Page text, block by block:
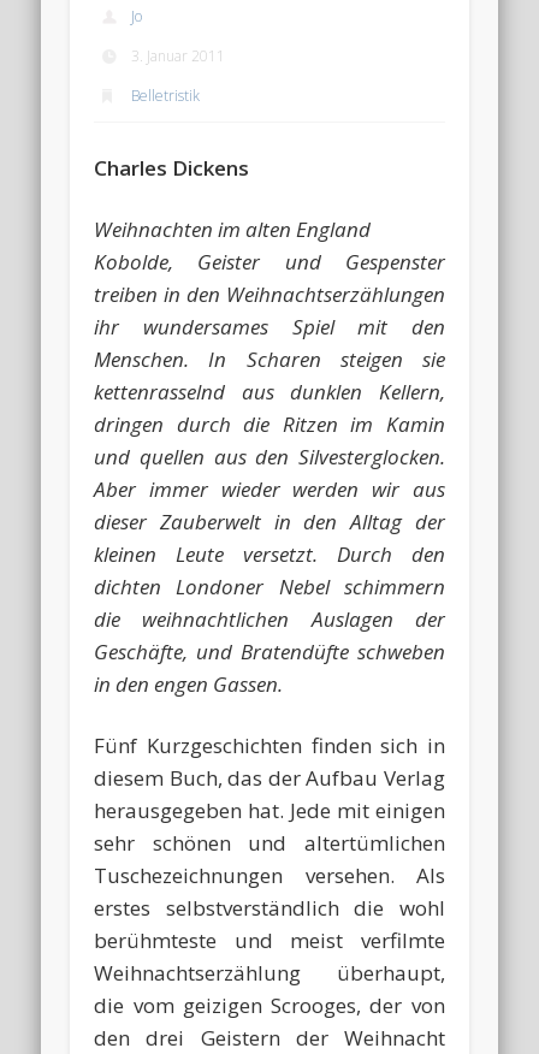
Jo
3. Januar 2011
Belletristik
Charles Dickens
Weihnachten im alten England
Kobolde, Geister und Gespenster
treiben in den Weihnachtserzählungen
ihr wundersames Spiel mit den
Menschen. In Scharen steigen sie
kettenrasselnd aus dunklen Kellern,
dringen durch die Ritzen im Kamin
und quellen aus den Silvesterglocken.
Aber immer wieder werden wir aus
dieser Zauberwelt in den Alltag der
kleinen Leute versetzt. Durch den
dichten Londoner Nebel schimmern
die weihnachtlichen Auslagen der
Geschäfte, und Bratendüfte schweben
in den engen Gassen.
Fünf Kurzgeschichten finden sich in
diesem Buch, das der Aufbau Verlag
herausgegeben hat. Jede mit einigen
sehr schönen und altertümlichen
Tuschezeichnungen versehen. Als
erstes selbstverständlich die wohl
berühmteste und meist verfilmte
Weihnachtserzählung überhaupt,
die vom geizigen Scrooges, der von
den drei Geistern der Weihnacht